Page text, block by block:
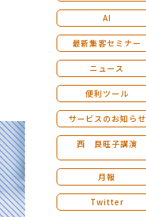
AI
最新集客セミナー
ニュース
便利ツール
サービスのお知らせ
西 良旺子講演
月報
Twitter